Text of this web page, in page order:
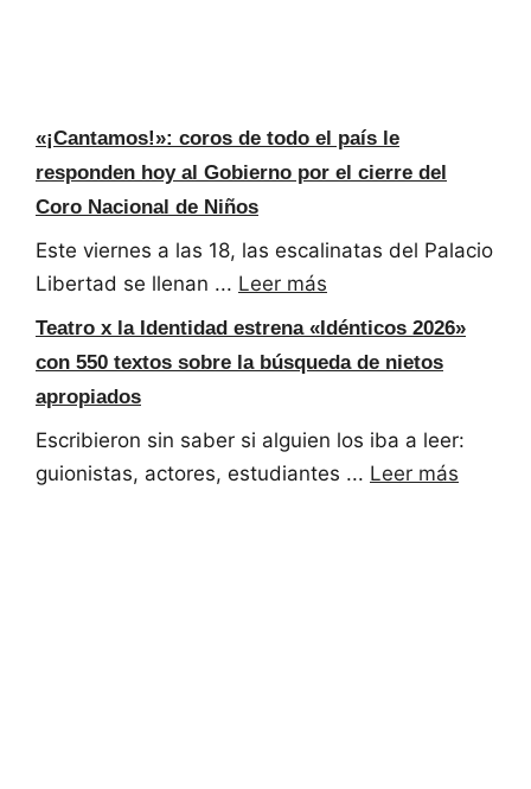
«¡Cantamos!»: coros de todo el país le
responden hoy al Gobierno por el cierre del
Coro Nacional de Niños
Este viernes a las 18, las escalinatas del Palacio
Libertad se llenan ... Leer más
Teatro x la Identidad estrena «Idénticos 2026»
con 550 textos sobre la búsqueda de nietos
apropiados
Escribieron sin saber si alguien los iba a leer:
guionistas, actores, estudiantes ... Leer más